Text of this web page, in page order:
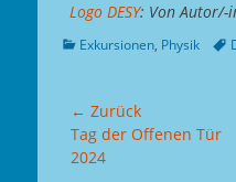
Logo DESY: Von Autor/-
Kategorien
Exkursionen, Physik
Beitragsnavigation
← Zurück
Vorhergehender
Beitrag:
Tag der Offenen Tür
2024